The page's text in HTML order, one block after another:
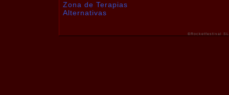
Zona de Terapias
Alternativas
©Rocketfestival